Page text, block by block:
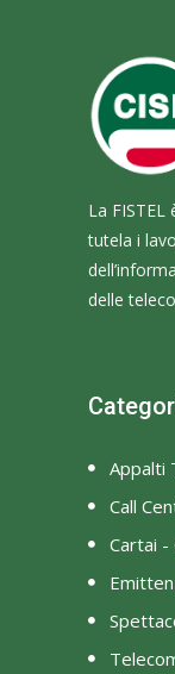
La FISTEL
tutela i
delle
Appalti
Call
Cartai -